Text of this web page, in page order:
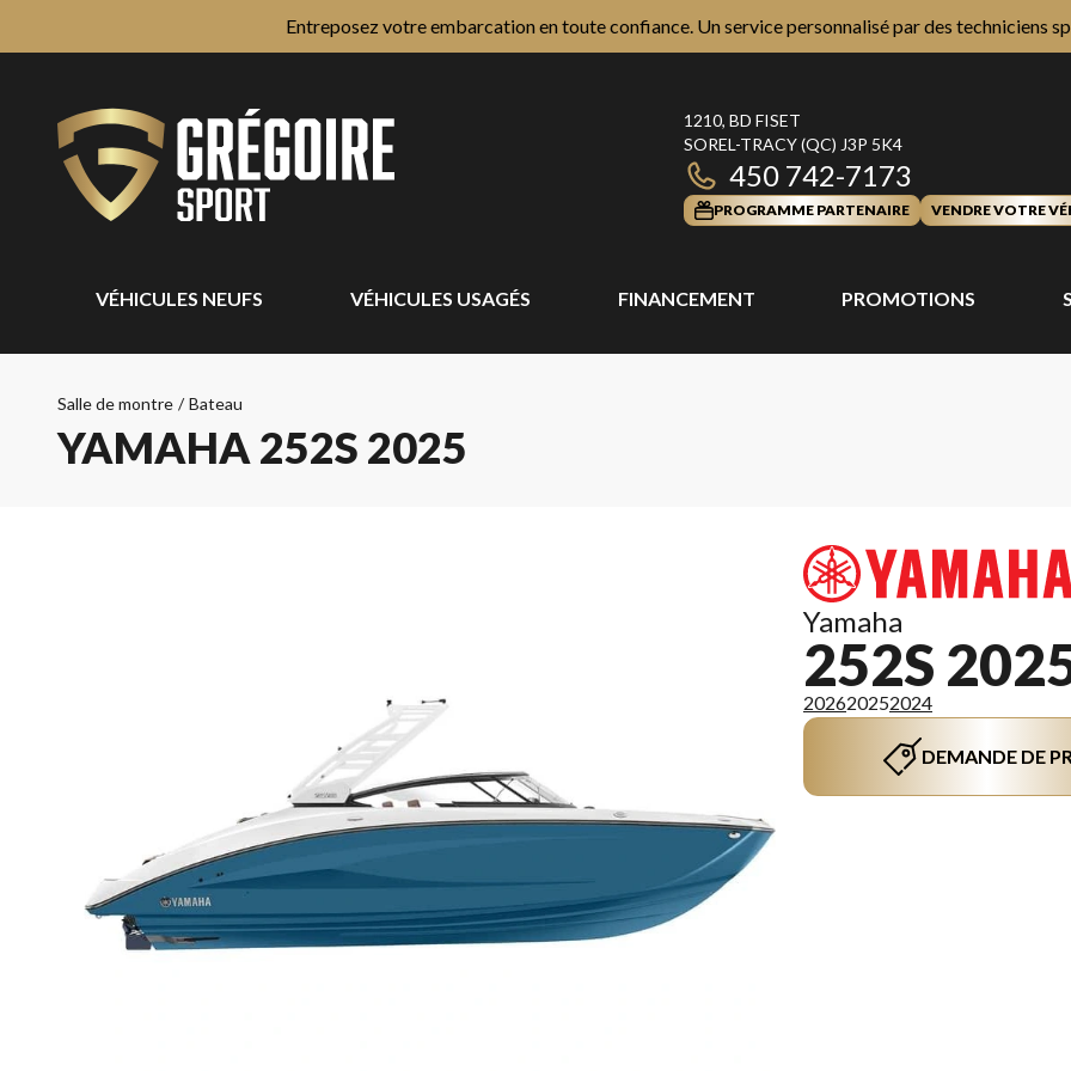
Entreposez votre embarcation en toute confiance. Un service personnalisé par des techniciens
1210, BD FISET
SOREL-TRACY(QC) J3P 5K4
450 742-7173
PROGRAMME PARTENAIRE VENDRE VOTRE
VÉHICULES NEUFS VÉHICULES USAGÉS FINANCEMENT PROMOTIONS
Salle de montre / Bateau
YAMAHA 252S 2025
Yamaha
252S
202620252024
DEMANDE DE